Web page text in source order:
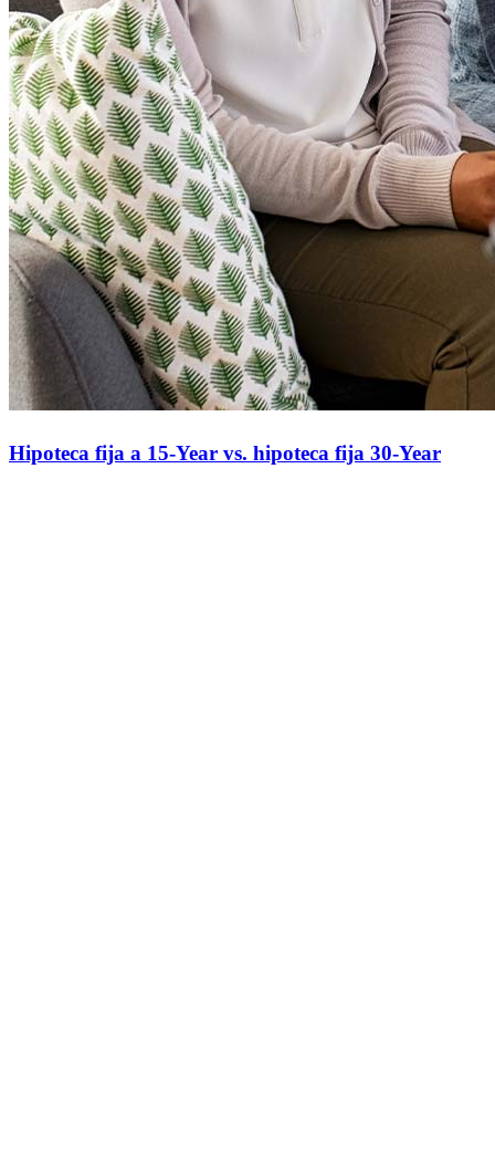
Hipoteca fija a 15-Year vs. hipoteca fija 30-Year